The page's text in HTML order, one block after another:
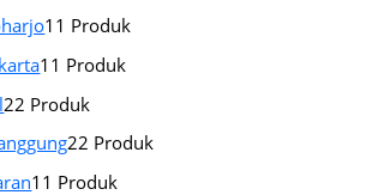
1 1 Produk
1 1 Produk
22 Produk
22 Produk
1 1 Produk